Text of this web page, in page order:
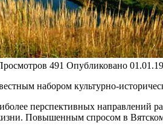
491 Опубликовано
набором культурно-
перспективных направлений
Повышенным спросом в Вятском